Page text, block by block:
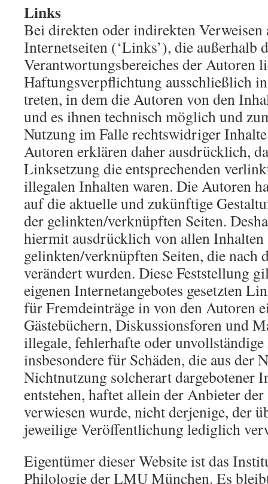
Links
Bei direkten oder indirekten Verweisen
Internetseiten (‘Links’), die außerhalb
Verantwortungsbereiches der Autoren
Haftungsverpflichtung ausschließlich
treten, in dem die Autoren von den
und es ihnen technisch möglich und
Nutzung im Falle rechtswidriger
Autoren erklären daher ausdrücklich,
Linksetzung die entsprechenden
illegalen Inhalten waren. Die Autoren
auf die aktuelle und zukünftige
der gelinkten/verknüpften Seiten.
hiermit ausdrücklich von allen Inhalten
gelinkten/verknüpften Seiten, die nach
verändert wurden. Diese Feststellung
eigenen Internetangebotes gesetzten
für Fremdeinträge in von den Autoren
Gästebüchern, Diskussionsforen und
illegale, fehlerhafte oder
insbesondere für Schäden, die aus der
Nichtnutzung solcherart dargebotener
entstehen, haftet allein der Anbieter
verwiesen wurde, nicht derjenige, der
jeweilige Veröffentlichung lediglich
Eigentümer dieser Website ist das
Philologie der LMU München. Es